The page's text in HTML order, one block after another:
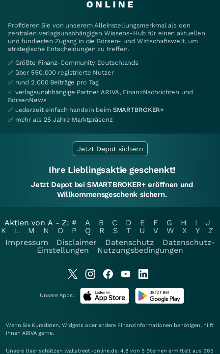
Profitieren Sie von unserem Alleinstellungsmerkmal als den
zentralen verlagsunabhängigen Wissens-Hub für einen aktuellen
und fundierten Zugang in die Börsen- und Wirtschaftswelt, um
strategische Entscheidungen zu treffen.
✅ Größte Finanz-Community Deutschlands
✅ über 550.000 registrierte Nutzer
✅ rund 2.000 Beiträge pro Tag
✅ verlagsunabhängige Partner ARIVA, FinanzNachrichten und
BörsenNews
✅ Jederzeit einfach handeln beim SMARTBROKER+
✅ mehr als 25 Jahre Marktpräsenz
Jetzt Depot sichern
Ihre Lieblingsaktie geschenkt!
Jetzt Depot bei SMARTBROKER+ eröffnen und
Willkommensgeschenk sichern.
Aktien von A - Z: # A B C D E F G H I
J
K
L M N O P Q R S T U V W X Y
Z
Impressum
Disclaimer Datenschutz
Datenschutz-
Einstellungen
Nutzungsbedingungen
Unsere Apps:
Wenn Sie Kursdaten, Widgets oder andere Finanzinformationen benötigen, hilft
Ihnen ARIVA gerne.
Unsere User schätzen wallstreet-online.de: 4.8 von 5 Sternen ermittelt aus 285